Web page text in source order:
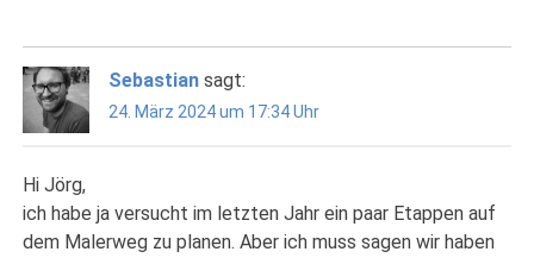
Sebastian sagt:
24. März 2024 um 17:34 Uhr
Hi Jörg,
ich habe ja versucht im letzten Jahr ein paar Etappen auf
dem Malerweg zu planen. Aber ich muss sagen wir haben